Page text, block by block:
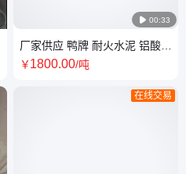
 00:33
厂家供应 鸭牌 耐火水泥 铝酸盐
水泥 CA50-G6 耐火水泥 袋装
￥1800.00/吨
在线交易